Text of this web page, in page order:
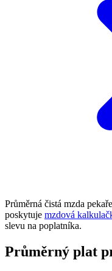
Průměrná čistá mzda
poskytuje mzdová
slevu na poplatníka.
Průměrný plat